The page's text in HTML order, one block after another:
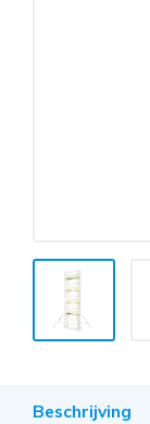
Beschrijving